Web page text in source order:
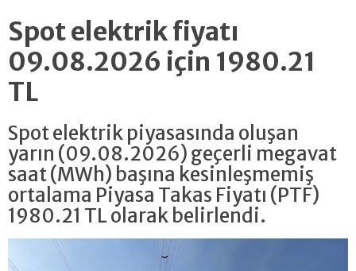
Spot elektrik fiyatı
09.08.2026 için 1980.21
TL
Spot elektrik piyasasında oluşan
yarın (09.08.2026) geçerli megavat
saat (MWh) başına kesinleşmemiş
ortalama Piyasa Takas Fiyatı (PTF)
1980.21 TL olarak belirlendi.